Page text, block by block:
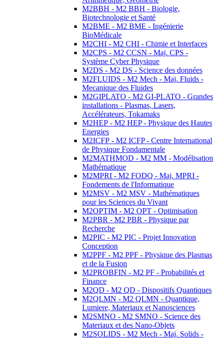
M2BBH - M2 BBH - Biologie,
Biotechnologie et Santé
M2BME - M2 BME - Ingénierie
BioMédicale
M2CHI - M2 CHI - Chimie et Interfaces
M2CPS - M2 CCSN - Maj. CPS -
Système Cyber Physique
M2DS - M2 DS - Science des données
M2FLUIDS - M2 Mech - Maj. Fluids -
Mecanique des Fluides
M2GIPLATO - M2 GI-PLATO - Grandes
installations - Plasmas, Lasers,
Accélérateurs, Tokamaks
M2HEP - M2 HEP - Physique des Hautes
Energies
M2ICFP - M2 ICFP - Centre International
de Physique Fondamentale
M2MATHMOD - M2 MM - Modélisation
Mathématique
M2MPRI - M2 FODQ - Maj. MPRI -
Fondements de l'Informatique
M2MSV - M2 MSV - Mathématiques
pour les Sciences du Vivant
M2OPTIM - M2 OPT - Optimisation
M2PBR - M2 PBR - Physique par
Recherche
M2PIC - M2 PIC - Projet Innovation
Conception
M2PPF - M2 PPF - Physique des Plasmas
et de la Fusion
M2PROBFIN - M2 PF - Probabilités et
Finance
M2QD - M2 QD - Dispositifs Quantiques
M2QLMN - M2 QLMN - Quantique,
Lumiere, Materiaux et Nanosciences
M2SMNO - M2 SMNO - Science des
Materiaux et des Nano-Objets
M2SOLIDS - M2 Mech - Maj. Solids -